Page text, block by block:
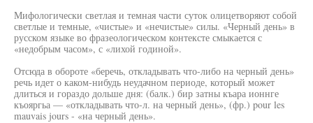
Мифологически светлая и темная части суток олицетворяют собой
светлые и темные, «чистые» и «нечистые» силы. «Черный день» в
русском языке во фразеологическом контексте смыкается с
«недобрым часом», с «лихой годиной».
Отсюда в обороте «беречь, откладывать что-либо на черный день»
речь идет о каком-нибудь неудачном периоде, который может
длиться и гораздо дольше дня: (балк.) бир затны къара ионнге
къояргьа — «откладывать что-л. на черный день», (фр.) pour les
mauvais jours - «на черный день».